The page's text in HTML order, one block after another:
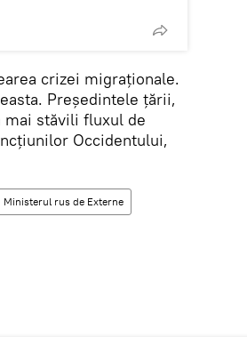
crizei migraționale.
Președintele țării,
mai stăvili fluxul de
Occidentului,
Ministerul rus de Externe